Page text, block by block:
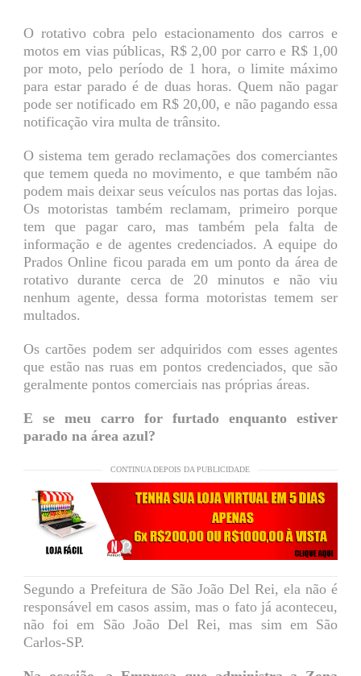
O rotativo cobra pelo estacionamento dos carros e
motos em vias públicas, R$ 2,00 por carro e R$ 1,00
por moto, pelo período de 1 hora, o limite máximo
para estar parado é de duas horas. Quem não pagar
pode ser notificado em R$ 20,00, e não pagando essa
notificação vira multa de trânsito.
O sistema tem gerado reclamações dos comerciantes
que temem queda no movimento, e que também não
podem mais deixar seus veículos nas portas das lojas.
Os motoristas também reclamam, primeiro porque
tem que pagar caro, mas também pela falta de
informação e de agentes credenciados. A equipe do
Prados Online ficou parada em um ponto da área de
rotativo durante cerca de 20 minutos e não viu
nenhum agente, dessa forma motoristas temem ser
multados.
Os cartões podem ser adquiridos com esses agentes
que estão nas ruas em pontos credenciados, que são
geralmente pontos comerciais nas próprias áreas.
E se meu carro for furtado enquanto estiver
parado na área azul?
CONTINUA DEPOIS DA PUBLICIDADE
Segundo a Prefeitura de São João Del Rei, ela não é
responsável em casos assim, mas o fato já aconteceu,
não foi em São João Del Rei, mas sim em São
Carlos-SP.